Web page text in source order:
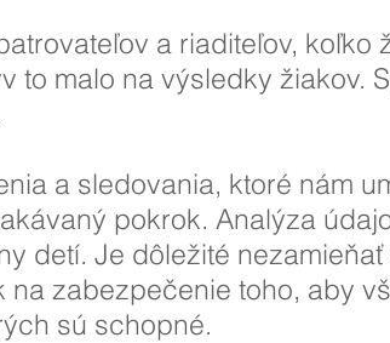
a riaditeľov, koľko
to malo na výsledky žiakov.
a sledovania, ktoré nám
pokrok. Analýza
detí. Je dôležité
zabezpečenie toho, aby
sú schopné.